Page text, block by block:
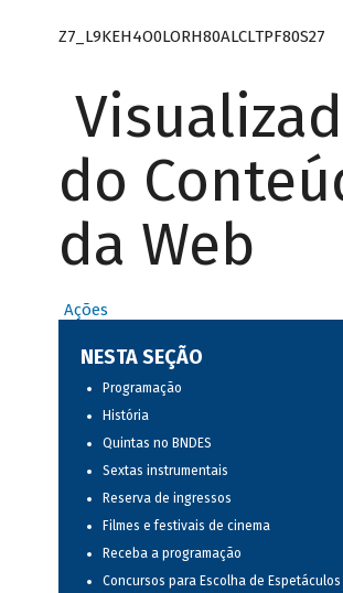
Z7_L9KEH4O0LORH80ALCLTPF80S27
do
da Web
Ações
NESTA SEÇÃO
Programação
História
Quintas no BNDES
Sextas instrumentais
Reserva de ingressos
Filmes e festivais de cinema
Receba a programação
Concursos para Escolha de